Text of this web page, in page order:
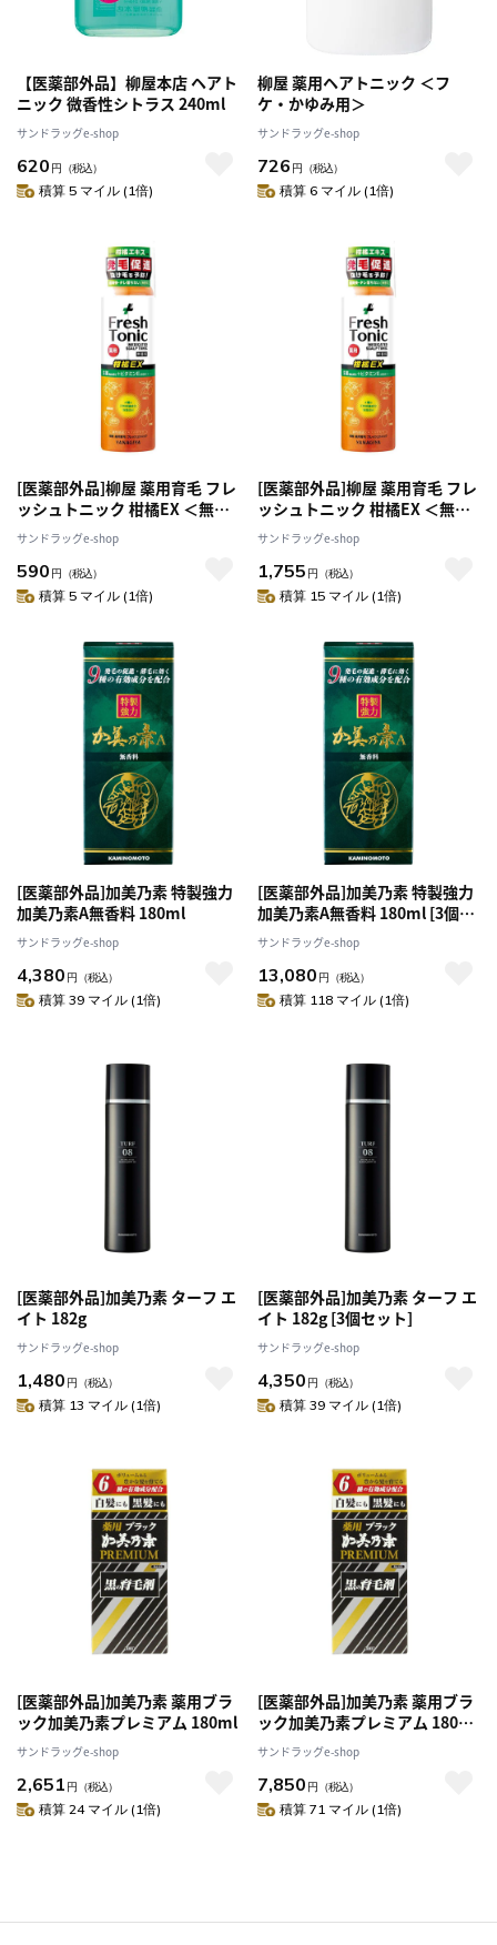
【医薬部外品】柳屋本店 ヘアト
ニック 微香性シトラス 240ml
サンドラッグe-shop
620 円 （税込）
積算 5 マイル (1倍)
柳屋 薬用ヘアトニック ＜フ
ケ・かゆみ用＞
サンドラッグe-shop
726 円 （税込）
積算 6 マイル (1倍)
[医薬部外品]柳屋 薬用育毛 フレ
ッシュトニック 柑橘EX ＜無香
料＞ 190g
サンドラッグe-shop
590 円 （税込）
積算 5 マイル (1倍)
[医薬部外品]柳屋 薬用育毛 フレ
ッシュトニック 柑橘EX ＜無香
料＞ 190g [3個セット]
サンドラッグe-shop
1,755 円 （税込）
積算 15 マイル (1倍)
[医薬部外品]加美乃素 特製強力
加美乃素A無香料 180ml
サンドラッグe-shop
4,380 円 （税込）
積算 39 マイル (1倍)
[医薬部外品]加美乃素 特製強力
加美乃素A無香料 180ml [3個セ
ット]
サンドラッグe-shop
13,080 円 （税込）
積算 118 マイル (1倍)
[医薬部外品]加美乃素 ターフ エ
イト 182g
サンドラッグe-shop
1,480 円 （税込）
積算 13 マイル (1倍)
[医薬部外品]加美乃素 ターフ エ
イト 182g [3個セット]
サンドラッグe-shop
4,350 円 （税込）
積算 39 マイル (1倍)
[医薬部外品]加美乃素 薬用ブラ
ック加美乃素プレミアム 180ml
サンドラッグe-shop
2,651 円 （税込）
積算 24 マイル (1倍)
[医薬部外品]加美乃素 薬用ブラ
ック加美乃素プレミアム 180ml
[3個セット]
サンドラッグe-shop
7,850 円 （税込）
積算 71 マイル (1倍)